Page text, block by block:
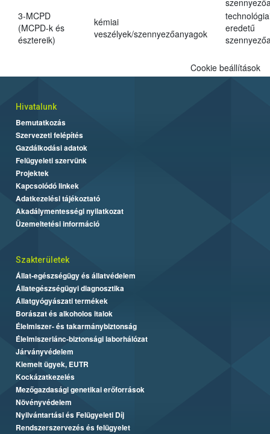
3-MCPD
(MCPD-k és
észtereik)
kémiai
veszélyek/szennyezőanyagok
eredetű
Cookie beállítások
Hivatalunk
Bemutatkozás
Szervezeti felépítés
Gazdálkodási adatok
Felügyeleti szervünk
Projektek
Kapcsolódó linkek
Adatkezelési tájékoztató
Akadálymentességi nyilatkozat
Üzemeltetési információ
Szakterületek
Állat-egészségügy és állatvédelem
Állategészségügyi diagnosztika
Állatgyógyászati termékek
Borászat és alkoholos italok
Élelmiszer- és takarmánybiztonság
Élelmiszerlánc-biztonsági laborhálózat
Járványvédelem
Kiemelt ügyek, EUTR
Kockázatkezelés
Mezőgazdasági genetikai erőforrások
Növényvédelem
Nyilvántartási és Felügyeleti Díj
Rendszerszervezés és felügyelet